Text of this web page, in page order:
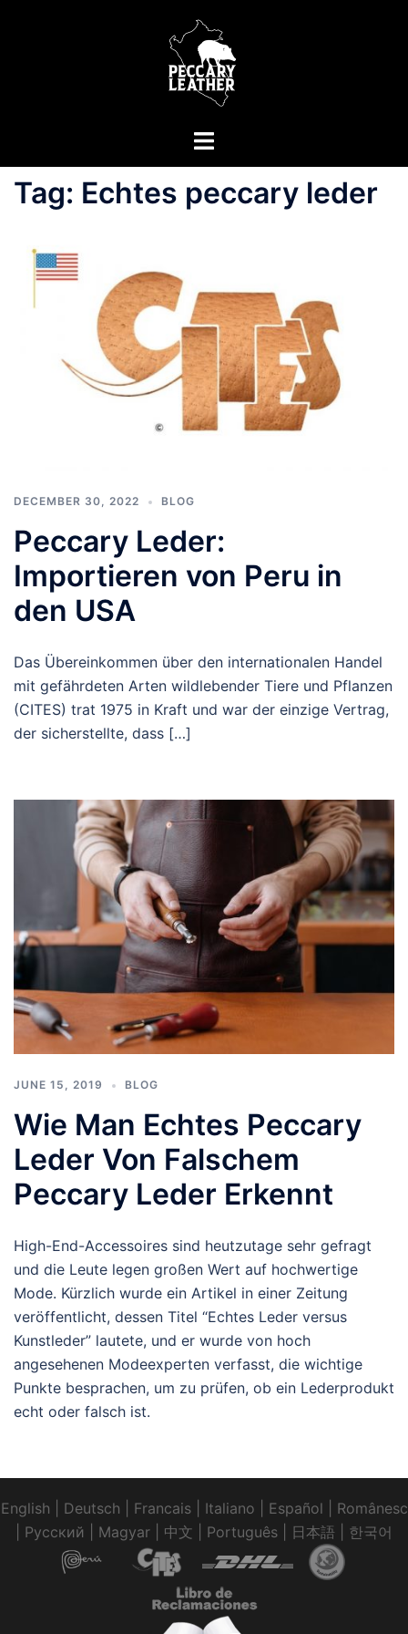
Menü
Tag: Echtes peccary leder
DECEMBER 30, 2022 BLOG
Peccary Leder:
Importieren von Peru in
den USA
Das Übereinkommen über den internationalen Handel
mit gefährdeten Arten wildlebender Tiere und Pflanzen
(CITES) trat 1975 in Kraft und war der einzige Vertrag,
der sicherstellte, dass […]
JUNE 15, 2019 BLOG
Wie Man Echtes Peccary
Leder Von Falschem
Peccary Leder Erkennt
High-End-Accessoires sind heutzutage sehr gefragt
und die Leute legen großen Wert auf hochwertige
Mode. Kürzlich wurde ein Artikel in einer Zeitung
veröffentlicht, dessen Titel “Echtes Leder versus
Kunstleder” lautete, und er wurde von hoch
angesehenen Modeexperten verfasst, die wichtige
Punkte besprachen, um zu prüfen, ob ein Lederprodukt
echt oder falsch ist.
English Deutsch Francais| Italiano Español
Românesc
Pусский Magyar 中文 Português 日本語 한국어